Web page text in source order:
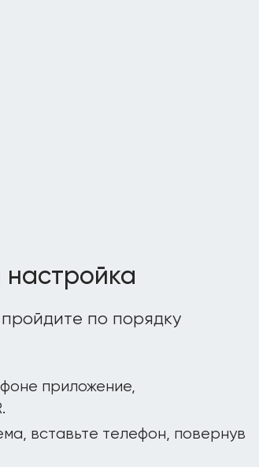
настройка
по порядку
приложение,
вставьте телефон, повернув